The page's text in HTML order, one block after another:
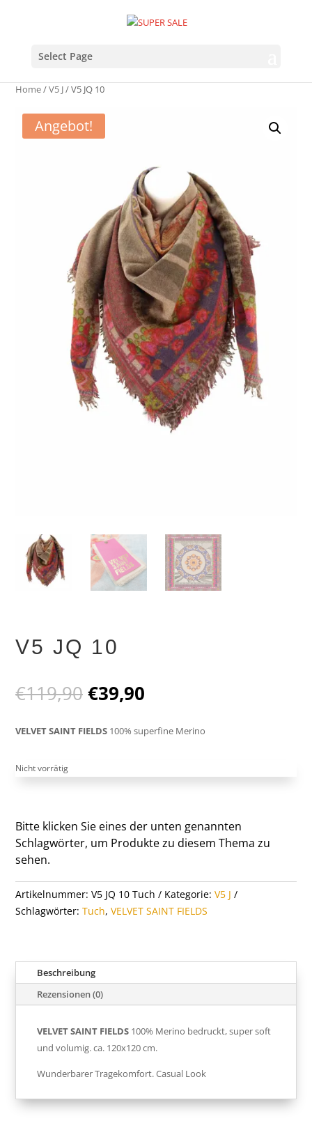
Select Page
Home/V5 J/ V5 JQ 10
Angebot!
V5 JQ 10
€119,90Ursprünglicher
Preis
war:
€119,90
€39,90
ist:
€39,90.
VELVET SAINT FIELDS 100% superfine Merino
Nicht vorrätig
Bitte klicken Sie eines der unten genannten
Schlagwörter, um Produkte zu diesem Thema zu
sehen.
Artikelnummer: V5 JQ 10 Tuch Kategorie: V5 J
Schlagwörter: Tuch, VELVET SAINT FIELDS
Beschreibung
Rezensionen (0)
VELVET SAINT FIELDS 100% Merino bedruckt, super soft
und volumig. ca. 120x120 cm.
Wunderbarer Tragekomfort. Casual Look